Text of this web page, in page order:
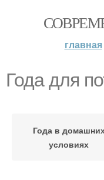
главная
Года для
Года в
условиях